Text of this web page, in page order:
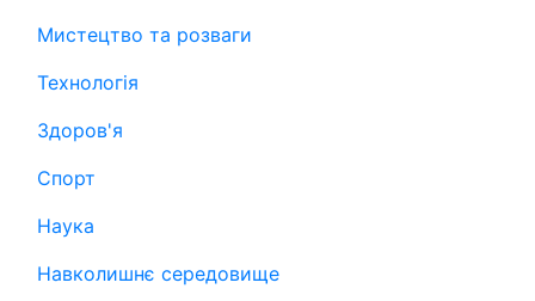
Мистецтво та розваги
Технологія
Здоров'я
Спорт
Наука
Навколишнє середовище